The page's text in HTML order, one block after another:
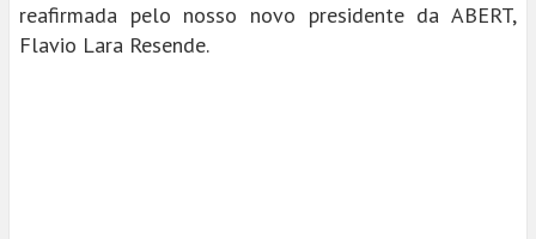
reafirmada pelo nosso novo presidente da ABERT,
Flavio Lara Resende.